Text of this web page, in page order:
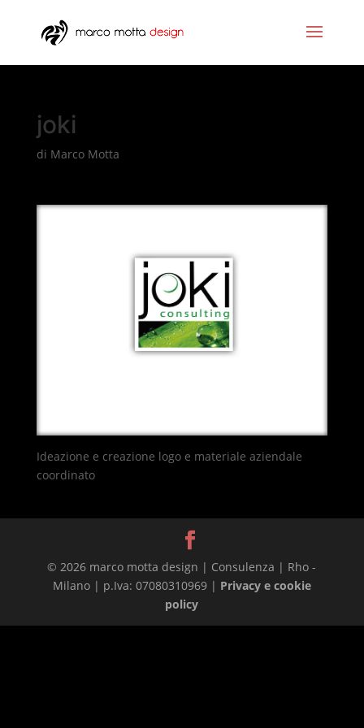
joki
di Marco Motta
Ideazione e creazione logo e materiale aziendale
coordinato
© 2026 marco motta design | Consulenza | Rho -
Milano | p.Iva: 07080310969 | Privacy e cookie
policy